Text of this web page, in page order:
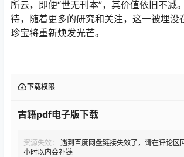
所云，即便“世无刊本”，其价值依旧不减
待，随着更多的研究和关注，这一被埋没
珍宝将重新焕发光芒。
下载权限
古籍pdf电子版下载
资源失效：
遇到百度网盘链接失效了，请在评论区
小时以内会补链